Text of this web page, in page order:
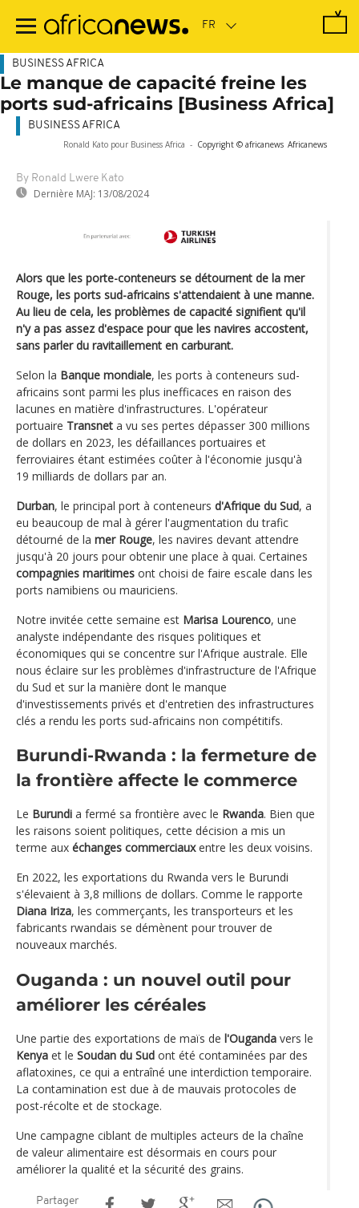
contenu
BUSINESS AFRICA
Le manque de capacité freine les
ports sud-africains [Business Africa]
Ronald Kato pour Business Africa - Copyright © africanews Africanews
By Ronald Lwere Kato
Dernière MAJ: 13/08/2024
BUSINESS AFRICA
Alors que les porte-conteneurs se détournent de la mer
Rouge, les ports sud-africains s'attendaient à une manne.
Au lieu de cela, les problèmes de capacité signifient qu'il
n'y a pas assez d'espace pour que les navires accostent,
sans parler du ravitaillement en carburant.
Selon la Banque mondiale, les ports à conteneurs sud-
africains sont parmi les plus inefficaces en raison des
lacunes en matière d'infrastructures. L'opérateur
portuaire Transnet a vu ses pertes dépasser 300 millions
de dollars en 2023, les défaillances portuaires et
ferroviaires étant estimées coûter à l'économie jusqu'à
19 milliards de dollars par an.
Durban, le principal port à conteneurs d'Afrique du Sud, a
eu beaucoup de mal à gérer l'augmentation du trafic
détourné de la mer Rouge, les navires devant attendre
jusqu'à 20 jours pour obtenir une place à quai. Certaines
compagnies maritimes ont choisi de faire escale dans les
ports namibiens ou mauriciens.
Notre invitée cette semaine est Marisa Lourenco, une
analyste indépendante des risques politiques et
économiques qui se concentre sur l'Afrique australe. Elle
nous éclaire sur les problèmes d'infrastructure de l'Afrique
du Sud et sur la manière dont le manque
d'investissements privés et d'entretien des infrastructures
clés a rendu les ports sud-africains non compétitifs.
Burundi-Rwanda : la fermeture de
la frontière affecte le commerce
Le Burundi a fermé sa frontière avec le Rwanda. Bien que
les raisons soient politiques, cette décision a mis un
terme aux échanges commerciauxentre les deux voisins.
En 2022, les exportations du Rwanda vers le Burundi
s'élevaient à 3,8 millions de dollars. Comme le rapporte
Diana Iriza, les commerçants, les transporteurs et les
fabricants rwandais se démènent pour trouver de
nouveaux marchés.
Ouganda : un nouvel outil pour
améliorer les céréales
Une partie des exportations de maïs de l'Ouganda vers le
Kenya et le Soudan du Sud ont été contaminées par des
aflatoxines, ce qui a entraîné une interdiction temporaire.
La contamination est due à de mauvais protocoles de
post-récolte et de stockage.
Une campagne ciblant de multiples acteurs de la chaîne
de valeur alimentaire est désormais en cours pour
améliorer la qualité et la sécurité des grains.
Partager